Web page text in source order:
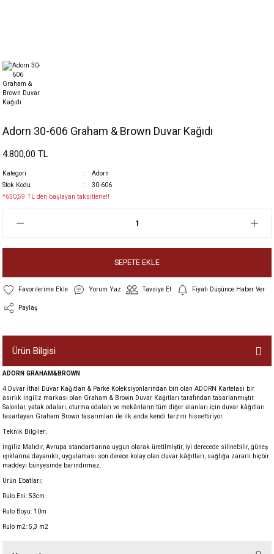
Adorn 30-606 Graham & Brown Duvar Kağıdı
4.800,00 TL
Kategori
Adorn
Stok Kodu
30-606
*650,59 TL den başlayan taksitlerle!!
SEPETE EKLE
Yorum Yaz Tavsiye Et Fiyatı Düşünce Haber Ver
Paylaş
Ürün Bilgisi
ADORN GRAHAM&BROWN
4 Duvar İthal Duvar Kağıtları & Parke Koleksiyonlarından biri olan ADORN Kartelası bir
asırlık İngiliz markası olan Graham & Brown Duvar Kağıtları tarafından tasarlanmıştır.
Salonlar, yatak odaları, oturma odaları ve mekânların tüm diğer alanları için duvar kâğıtları
tasarlayan Graham Brown tasarımları ile ilk anda kendi tarzını hissettiriyor.
Teknik Bilgiler;
İngiliz Malıdır, Avrupa standartlarına uygun olarak üretilmiştir, iyi derecede silinebilir, güneş
ışıklarına dayanıklı, uygulaması son derece kolay olan duvar kâğıtları, sağlığa zararlı hiçbir
maddeyi bünyesinde barındırmaz.
Ürün Ebatları;
Rulo Eni: 53cm
Rulo Boyu: 10m
Rulo m2: 5,3 m2